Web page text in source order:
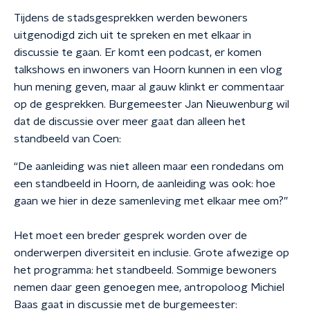
Tijdens de stadsgesprekken werden bewoners
uitgenodigd zich uit te spreken en met elkaar in
discussie te gaan. Er komt een podcast, er komen
talkshows en inwoners van Hoorn kunnen in een vlog
hun mening geven, maar al gauw klinkt er commentaar
op de gesprekken. Burgemeester Jan Nieuwenburg wil
dat de discussie over meer gaat dan alleen het
standbeeld van Coen:
“De aanleiding was niet alleen maar een rondedans om
een standbeeld in Hoorn, de aanleiding was ook: hoe
gaan we hier in deze samenleving met elkaar mee om?”
Het moet een breder gesprek worden over de
onderwerpen diversiteit en inclusie. Grote afwezige op
het programma: het standbeeld. Sommige bewoners
nemen daar geen genoegen mee, antropoloog Michiel
Baas gaat in discussie met de burgemeester: